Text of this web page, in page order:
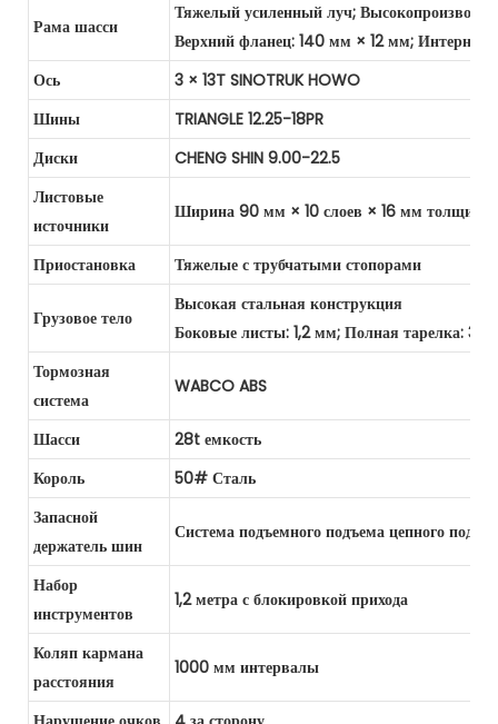
Рама шасси
Тяжелый усиленный луч;
Верхний фланец: 140 мм × 12 мм;
Ось
3 × 13T SINOTRUK HOWO
Шины
TRIANGLE 12.25-18PR
Диски
CHENG SHIN 9.00-22.5
Листовые
источники
Ширина 90 мм × 10 слоев × 16 мм толщину
Приостановка Тяжелые с трубчатыми стопорами
Грузовое тело
Высокая стальная конструкция
Боковые листы: 1,2 мм; Полная тарелка: 3
Тормозная
система
WABCO ABS
Шасси
28t емкость
Король
50# Сталь
Запасной
держатель шин
Система подъемного подъема цепного
Набор
инструментов
1,2 метра с блокировкой прихода
Коляп кармана
расстояния
1000 мм интервалы